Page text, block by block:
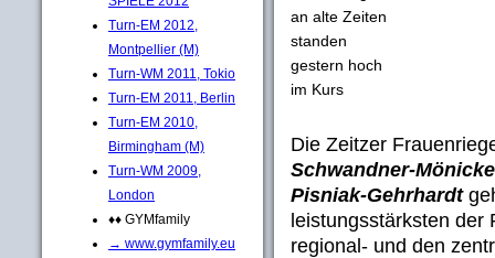
Turn-EM 2012,
Montpellier (M)
Turn-WM 2011, Tokio
Turn-EM 2011, Berlin
Turn-EM 2010,
Birmingham (M)
Turn-WM 2009,
London
♦♦ GYMfamily
→ www.gymfamily.eu
an alte Zeiten
standen
gestern hoch
im Kurs
Die Zeitzer
Schwandner-
Pisniak-Gehrhardt
leistungsstärksten der
regional- und den